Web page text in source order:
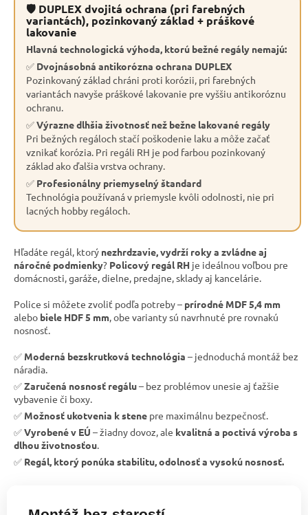
🛡 DUPLEX dvojitá ochrana (pri farebných
variantách), pozinkovaný základ + práškové
lakovanie
Hlavná technologická výhoda, ktorú bežné regály nemajú:
✅ Dvojnásobná antikorózna ochrana DUPLEX
Pozinkovaný základ chráni proti korózii, pri farebných
variantách navyše práškové lakovanie pre vyššiu antikoróznu
ochranu.
✅Výrazne dlhšia životnosť než bežne lakované regály
Pri bežných regáloch stačí poškodenie laku a môže začať
vznikať korózia. Pri regáli RH je pod farbou pozinkovaný
základ ako ďalšia vrstva ochrany.
✅ Profesionálny priemyselný štandard
Technológia používaná v priemysle kvôli odolnosti, nie pri
lacných hobby regáloch.
Hľadáte regál, ktorý nezhrdzavie, vydrží roky a zvládne aj
náročné podmienky? Policový regál RH je ideálnou voľbou pre
domácnosti, garáže, dielne, predajne, sklady aj kancelárie.
Police si môžete zvoliť podľa potreby – prírodné MDF 5,4 mm
alebo biele HDF 5 mm , obe varianty sú navrhnuté pre rovnakú
nosnosť.
✅ Moderná bezskrutková technológia – jednoduchá montáž bez
náradia.
✅Zaručená nosnosť regálu– bez problémov unesie aj ťažšie
vybavenie či boxy.
✅ Možnosť ukotvenia k stene pre maximálnu bezpečnosť.
✅Vyrobené v EÚ – žiadny dovoz, ale kvalitná a poctivá výroba s
dlhou životnosťou
✅ Regál, ktorý ponúka stabilitu, odolnosť a vysokú nosnosť.